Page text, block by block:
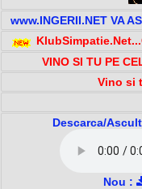
www.INGERII.NET VA
VINO SI TU PE
Vino si
Descarca/
Nou :